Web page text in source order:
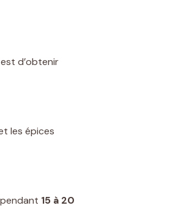
d’obtenir
les épices
pendant 15 à 20